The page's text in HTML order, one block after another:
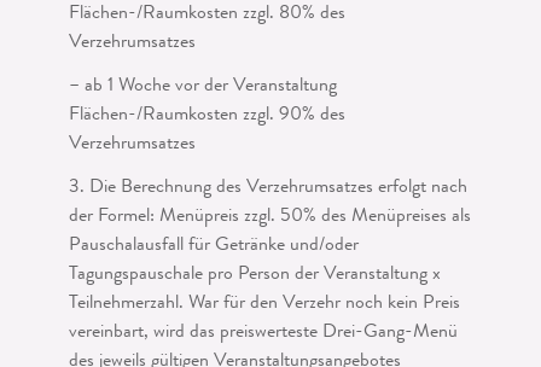
Flächen-/Raumkosten zzgl. 80% des
Verzehrumsatzes
– ab 1 Woche vor der Veranstaltung
Flächen-/Raumkosten zzgl. 90% des
Verzehrumsatzes
3. Die Berechnung des Verzehrumsatzes erfolgt nach
der Formel: Menüpreis zzgl. 50% des Menüpreises als
Pauschalausfall für Getränke und/oder
Tagungspauschale pro Person der Veranstaltung x
Teilnehmerzahl. War für den Verzehr noch kein Preis
vereinbart, wird das preiswerteste Drei-Gang-Menü
des jeweils gültigen Veranstal­tungsangebotes